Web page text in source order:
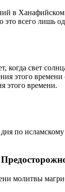
в Ханафийском
это всего лишь
когда свет
этого
этого времени.
по
молитвы